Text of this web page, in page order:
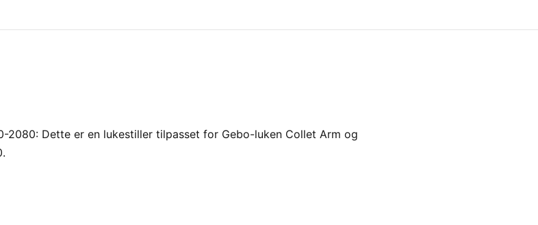
2080: Dette er en lukestiller tilpasset for Gebo-luken Collet Arm og